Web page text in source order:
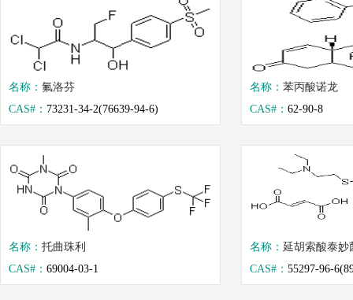
名称： 氟洛芬
CAS#： 73231-34-2(76639-94-6)
名称： 苯丙酸诺龙
CAS#： 62-90-8
名称： 托曲珠利
CAS#： 69004-03-1
名称： 延胡索酸泰妙
CAS#： 55297-96-